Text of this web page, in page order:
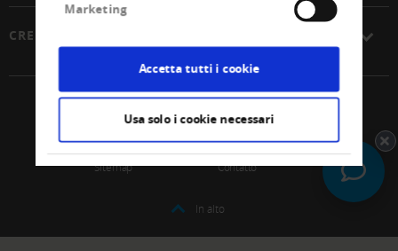
Marketing
Accetta tutti i cookie
Usa solo i cookie necessari
CREDITREFORM
© 2026 Unione Svizzera Creditreform SCoop
Impressum
Protezione dei dati
Sitemap
Contatto
In alto